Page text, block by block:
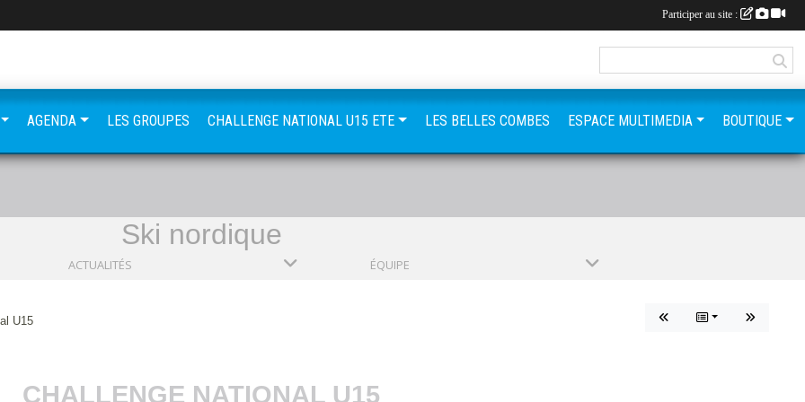
Ski nordique
ACTUALITÉS ÉQUIPE
U15
CHALLENGE NATIONAL U15
AGENDA LES GROUPES CHALLENGE NATIONAL U15 ETE LES BELLES COMBES ESPACE MULTIMEDIA BOUTIQUE
Participer au site :